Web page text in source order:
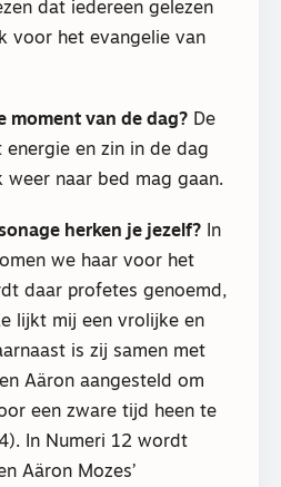
dat iedereen gelezen
voor het evangelie van
moment van de dag? De
energie en zin in de dag
naar bed mag gaan.
herken je jezelf? In
we haar voor het
daar profetes genoemd,
lijkt mij een vrolijke en
is zij samen met
Aäron aangesteld om
een zware tijd heen te
In Numeri 12 wordt
Aäron Mozes’